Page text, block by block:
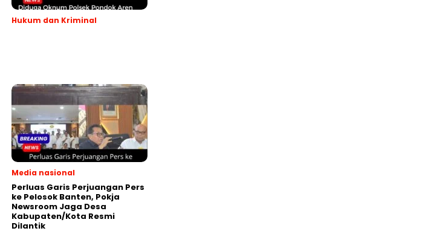
Hukum dan Kriminal
Media nasional
Perluas Garis Perjuangan Pers
ke Pelosok Banten, Pokja
Newsroom Jaga Desa
Kabupaten/Kota Resmi
Dilantik